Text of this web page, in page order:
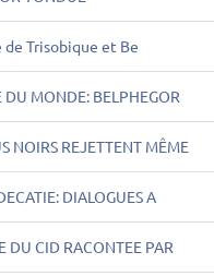
de Trisobique et Be
DU MONDE: BELPHEGOR
NOIRS REJETTENT MÊME
DIALOGUES A
DU CID RACONTEE PAR